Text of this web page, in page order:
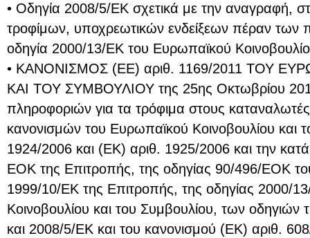
• Οδηγία 2008/5/ΕΚ σχετικά με την αναγραφή,
τροφίμων, υποχρεωτικών ενδείξεων πέραν
οδηγία 2000/13/ΕΚ του Ευρωπαϊκού
• ΚΑΝΟΝΙΣΜΟΣ (ΕΕ) αριθ. 1169/2011 ΤΟΥ
ΚΑΙ ΤΟΥ ΣΥΜΒΟΥΛΙΟΥ της 25ης Οκτωβρίου
πληροφοριών για τα τρόφιμα στους
κανονισμών του Ευρωπαϊκού Κοινοβουλίου και
1924/2006 και (ΕΚ) αριθ. 1925/2006 και την
ΕΟΚ της Επιτροπής, της οδηγίας 90/496/ΕΟΚ
1999/10/ΕΚ της Επιτροπής, της οδηγίας 2000/
Κοινοβουλίου και του Συμβουλίου, των
και 2008/5/ΕΚ και του κανονισμού (ΕΚ) αριθ.